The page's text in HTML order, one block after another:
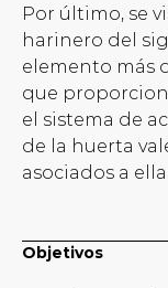
Por último, se
harinero del
elemento más
que
el sistema de
de la huerta
asociados a ella.
Objetivos